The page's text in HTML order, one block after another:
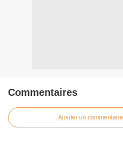
Commentaires
Ajouter un commentaire